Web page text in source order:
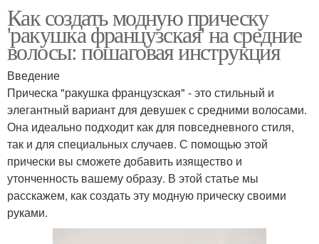
Как создать модную прическу
'ракушка французская' на средние
волосы: пошаговая инструкция
Введение
Прическа "ракушка французская" - это стильный и
элегантный вариант для девушек с средними волосами.
Она идеально подходит как для повседневного стиля,
так и для специальных случаев. С помощью этой
прически вы сможете добавить изящество и
утонченность вашему образу. В этой статье мы
расскажем, как создать эту модную прическу своими
руками.